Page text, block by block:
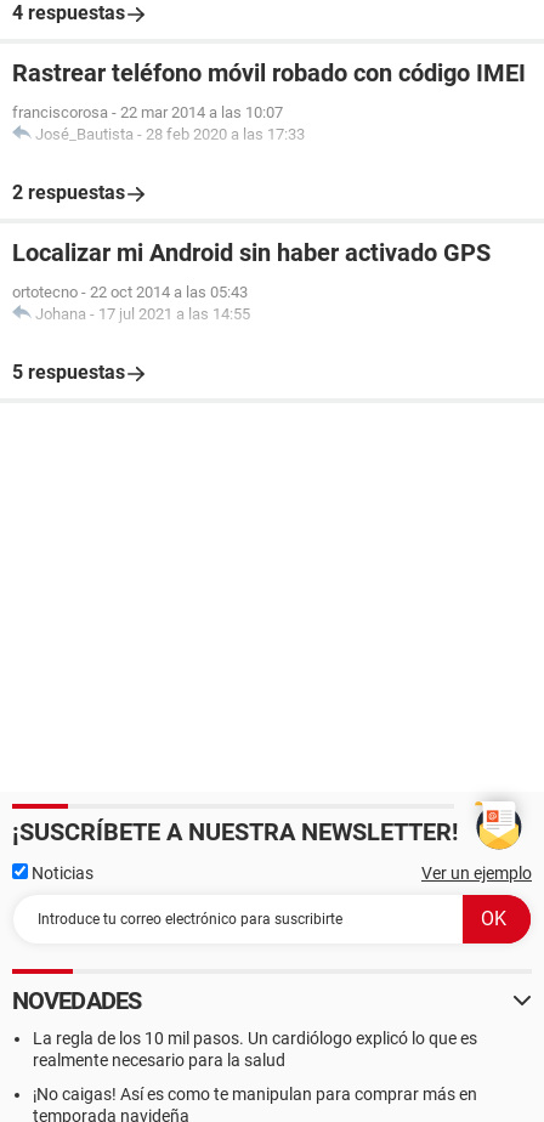
4 respuestas
Rastrear teléfono móvil robado con código IMEI
franciscorosa - 22 mar 2014 a las 10:07
José_Bautista - 28 feb 2020 a las 17:33
2 respuestas
Localizar mi Android sin haber activado GPS
ortotecno - 22 oct 2014 a las 05:43
Johana - 17 jul 2021 a las 14:55
5 respuestas
¡SUSCRÍBETE A NUESTRA NEWSLETTER!
Noticias Ver un ejemplo
NOVEDADES
La regla de los 10 mil pasos. Un cardiólogo explicó lo que es
realmente necesario para la salud
¡No caigas! Así es como te manipulan para comprar más en
temporada navideña